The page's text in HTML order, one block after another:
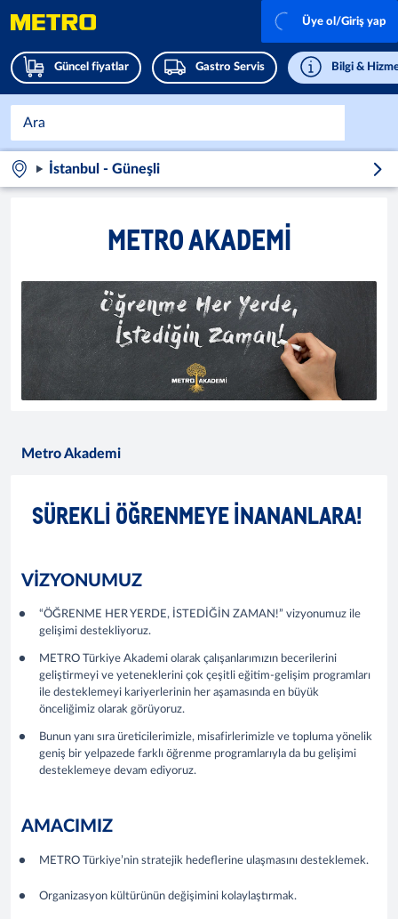
Güncel fiyatlar Gastro Servis Bilgi &
Üye ol/Giriş yap
İstanbul - Güneşli
METRO AKADEMİ
Metro Akademi
SÜREKLİ ÖĞRENMEYE İNANANLARA!
VİZYONUMUZ
“ÖĞRENME HER YERDE, İSTEDİĞİN ZAMAN!” vizyonumuz ile
gelişimi destekliyoruz.
METRO Türkiye Akademi olarak çalışanlarımızın becerilerini
geliştirmeyi ve yeteneklerini çok çeşitli eğitim-gelişim programları
ile desteklemeyi kariyerlerinin her aşamasında en büyük
önceliğimiz olarak görüyoruz.
Bunun yanı sıra üreticilerimizle, misafirlerimizle ve topluma yönelik
geniş bir yelpazede farklı öğrenme programlarıyla da bu gelişimi
desteklemeye devam ediyoruz.
AMACIMIZ
METRO Türkiye’nin stratejik hedeflerine ulaşmasını desteklemek.
Organizasyon kültürünün değişimini kolaylaştırmak.